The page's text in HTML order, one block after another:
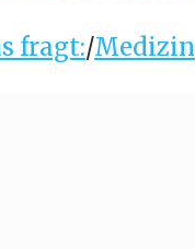
fragt:/Medizin